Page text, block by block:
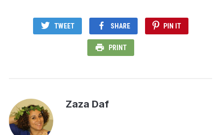
TWEET SHARE PIN IT
PRINT
Zaza Daf